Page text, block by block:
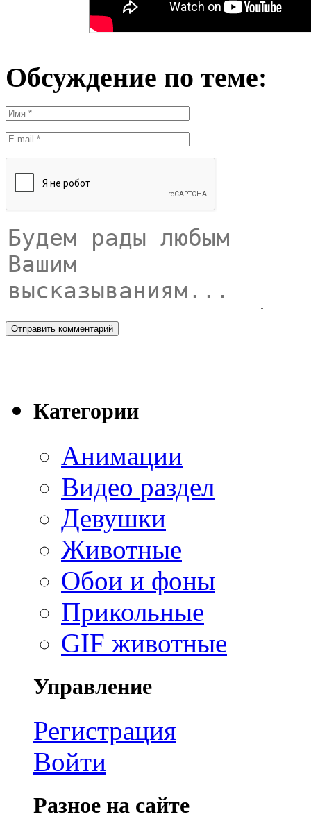
Обсуждение по теме:
Категории
Анимации
Видео раздел
Девушки
Животные
Обои и фоны
Прикольные
GIF животные
Управление
Регистрация
Войти
Разное на сайте